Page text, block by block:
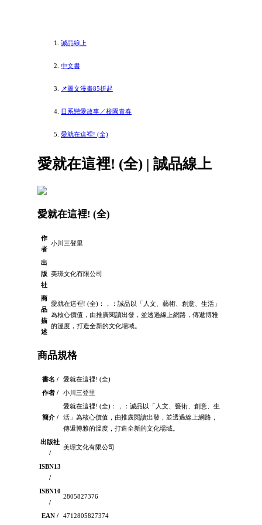
誠品線上
中文書
📌圖文漫畫85折起
日系戀愛故事／校園青春
愛就在這裡! (全)
愛就在這裡! (全) | 誠品線上
愛就在這裡! (全)
作
者
小川三登里
出
版
社
美璟文化有限公司
商
品
描
述
愛就在這裡! (全)：，：誠品以「人文、藝術、創意、生活」
為核心價值，由推廣閱讀出發，並透過線上網路，傳遞博雅
的溫度，打造全新的文化場域。
商品規格
書名 /
愛就在這裡! (全)
作者 /
小川三登里
簡介 /
愛就在這裡! (全)：，：誠品以「人文、藝術、創意、生
活」為核心價值，由推廣閱讀出發，並透過線上網路，
傳遞博雅的溫度，打造全新的文化場域。
出版社
/
美璟文化有限公司
ISBN13
/
ISBN10
/
2805827376
EAN / 4712805827374